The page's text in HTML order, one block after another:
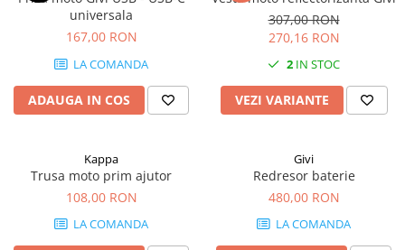
universala
167,00 RON
LA COMANDA
ADAUGA IN COS
307,00 RON
270,16 RON
2 IN STOC
VEZI VARIANTE
Kappa
Trusa moto prim ajutor
108,00 RON
LA COMANDA
Givi
Redresor baterie
480,00 RON
LA COMANDA